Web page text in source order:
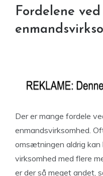
Fordelene ved
Der er mange fordele
enmandsvirksomhed.
omsætningen aldrig kan
virksomhed med flere
er der så meget andet,